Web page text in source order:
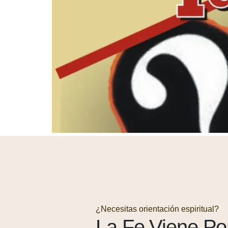
¿Necesitas orientación espiritual?